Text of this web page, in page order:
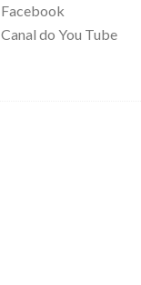
Facebook
Canal do You Tube